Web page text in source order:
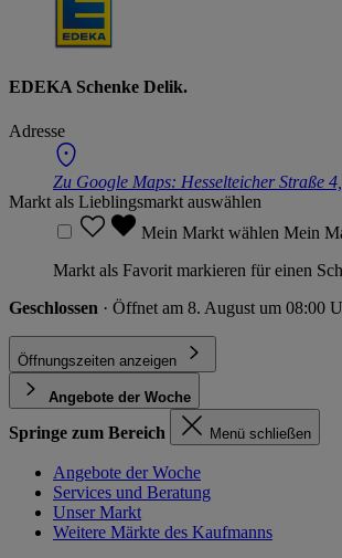
EDEKA Schenke Delik.
Adresse
Zu Google Maps: Hesselteicher Straße
Markt als Lieblingsmarkt auswählen
Mein Markt wählen Mein
Markt als Favorit markieren für einen
Geschlossen · Öffnet am 8. August um 08:00
Öffnungszeiten anzeigen
Angebote der Woche
Springe zum Bereich Menü schließen
Angebote der Woche
Services und Beratung
Unser Markt
Weitere Märkte des Kaufmanns